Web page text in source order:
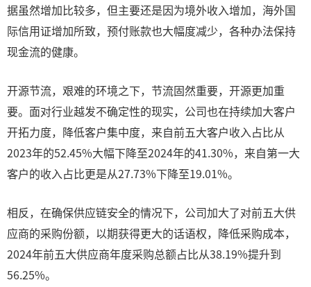
据虽然增加比较多，但主要还是因为境外收入增加，海外国
际信用证增加所致，预付账款也大幅度减少，各种办法保持
现金流的健康。
开源节流，艰难的环境之下，节流固然重要，开源更加重
要。面对行业越发不确定性的现实，公司也在持续加大客户
开拓力度，降低客户集中度，来自前五大客户收入占比从
2023年的52.45%大幅下降至2024年的41.30%，来自第一大
客户的收入占比更是从27.73%下降至19.01%。
相反，在确保供应链安全的情况下，公司加大了对前五大供
应商的采购份额，以期获得更大的话语权，降低采购成本，
2024年前五大供应商年度采购总额占比从38.19%提升到
56.25%。